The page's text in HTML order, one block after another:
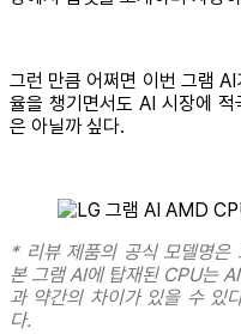
그런 만큼 어쩌면 이번 그램
율을 챙기면서도 AI 시장에
은 아닐까 싶다.
* 리뷰 제품의 공식 모델명
본 그램 AI에 탑재된 CPU는
과 약간의 차이가 있을 수 있
다.